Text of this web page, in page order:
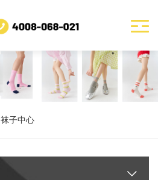
袜子中心